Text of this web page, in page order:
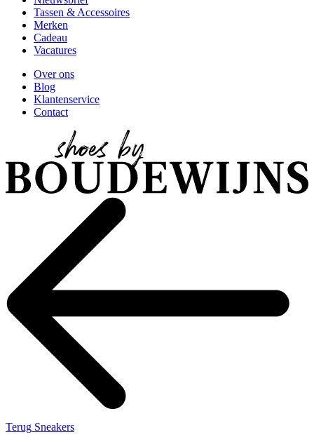
Tassen & Accessoires
Merken
Cadeau
Vacatures
Over ons
Blog
Klantenservice
Contact
Terug Sneakers